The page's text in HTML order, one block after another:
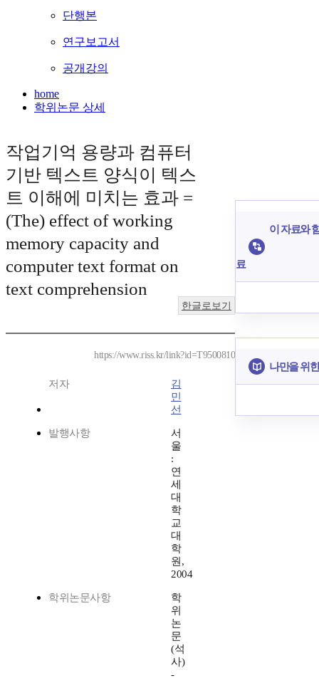
단행본
연구보고서
공개강의
home
학위논문 상세
작업기억 용량과 컴퓨터
기반 텍스트 양식이 텍스
트 이해에 미치는 효과 =
(The) effect of working
memory capacity and
computer text format on
text comprehension
한글로보기
https://www.riss.kr/link?id=T9500810
저자
김
민
선
발행사항
서
울
:
연
세
대
학
교
대
학
원,
2004
학위논문사항
학
위
논
문
(석
사)
-
이 자료와
료
나만을 위